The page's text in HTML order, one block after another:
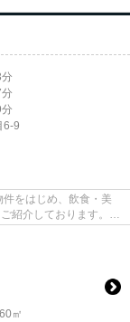
分
分
分
6-9
をはじめ、飲食・美
紹介しております。
㎡